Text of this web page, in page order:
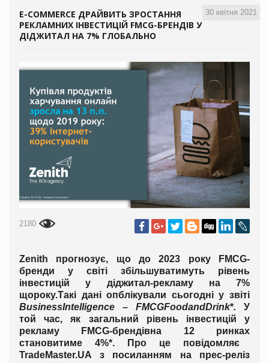
30 квітня 2021
E-COMMERCE ДРАЙВИТЬ ЗРОСТАННЯ
РЕКЛАМНИХ ІНВЕСТИЦІЙ FMCG-БРЕНДІВ У
ДІДЖИТАЛ НА 7% ГЛОБАЛЬНО
2180
Zenith прогнозує, що до 2023 року FMCG-
бренди у світі збільшуватимуть рівень
інвестицій у діджитал-рекламу на 7%
щороку.Такі дані опблікували сьогодні у звіті
BusinessIntelligence – FMCGFoodandDrink*. У
той час, як загальний рівень інвестицій у
рекламу
FMCG-брендівна 12 ринках
становитиме 4%*. Про це повідомляє
TradeMaster.UA з посиланням на прес-реліз